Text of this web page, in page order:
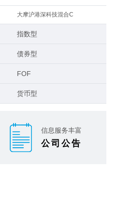
大摩沪港深科技混合C
指数型
债券型
FOF
货币型
信息服务丰富
公司公告